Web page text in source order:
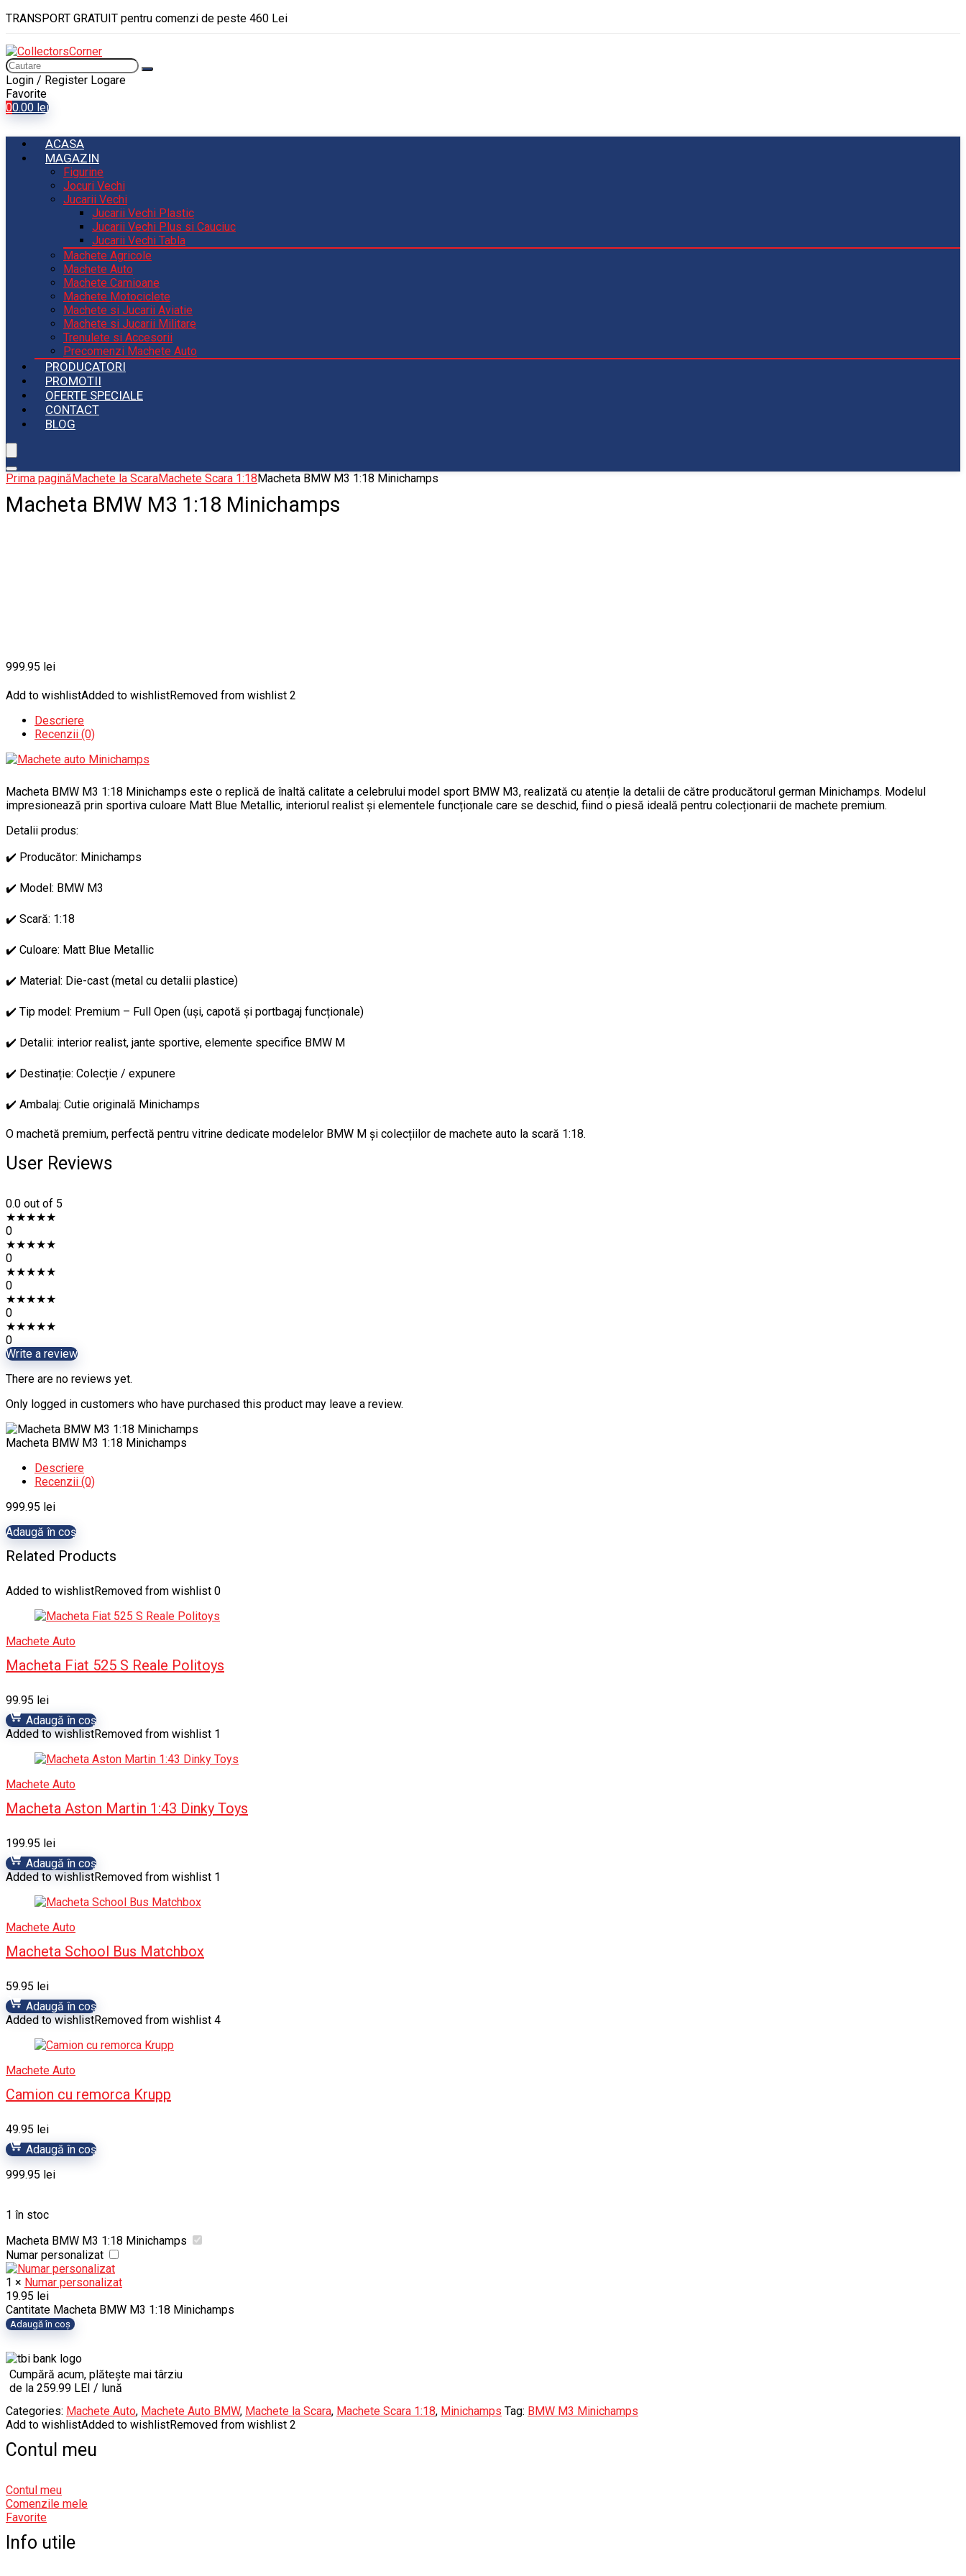
TRANSPORT GRATUIT pentru comenzi de peste 460 Lei
Login / Register Logare
Favorite
00.00 lei
ACASA
MAGAZIN
Figurine
Jocuri Vechi
Jucarii Vechi
Jucarii Vechi Plastic
Jucarii Vechi Plus si Cauciuc
Jucarii Vechi Tabla
Machete Agricole
Machete Auto
Machete Camioane
Machete Motociclete
Machete si Jucarii Aviatie
Machete si Jucarii Militare
Trenulete si Accesorii
Precomenzi Machete Auto
PRODUCATORI
PROMOTII
OFERTE SPECIALE
CONTACT
BLOG
Prima paginăMachete la ScaraMachete Scara 1:18Macheta BMW M3 1:18 Minichamps
Macheta BMW M3 1:18 Minichamps
999.95 lei
Add to wishlistAdded to wishlistRemoved from wishlist 2
Descriere
Recenzii (0)
Macheta BMW M3 1:18 Minichamps este o replică de înaltă calitate a celebrului model sport BMW M3, realizată cu atenție la detalii de către producătorul german Minichamps. Modelul
impresionează prin sportiva culoare Matt Blue Metallic, interiorul realist și elementele funcționale care se deschid, fiind o piesă ideală pentru colecționarii de machete premium.
Detalii produs:
✔️ Producător: Minichamps
✔️ Model: BMW M3
✔️ Scară: 1:18
✔️ Culoare: Matt Blue Metallic
✔️ Material: Die-cast (metal cu detalii plastice)
✔️ Tip model: Premium – Full Open (uși, capotă și portbagaj funcționale)
✔️ Detalii: interior realist, jante sportive, elemente specifice BMW M
✔️ Destinație: Colecție / expunere
✔️ Ambalaj: Cutie originală Minichamps
O machetă premium, perfectă pentru vitrine dedicate modelelor BMW M și colecțiilor de machete auto la scară 1:18.
User Reviews
0.0 out of 5
★★★★★
0
★★★★★
0
★★★★★
0
★★★★★
0
★★★★★
0
Write a review
There are no reviews yet.
Only logged in customers who have purchased this product may leave a review.
Macheta BMW M3 1:18 Minichamps
Descriere
Recenzii (0)
999.95 lei
Adaugă în coș
Related Products
Added to wishlistRemoved from wishlist 0
Machete Auto
Macheta Fiat 525 S Reale Politoys
99.95 lei
Adaugă în coș
Added to wishlistRemoved from wishlist 1
Machete Auto
Macheta Aston Martin 1:43 Dinky Toys
199.95 lei
Adaugă în coș
Added to wishlistRemoved from wishlist 1
Machete Auto
Macheta School Bus Matchbox
59.95 lei
Adaugă în coș
Added to wishlistRemoved from wishlist 4
Machete Auto
Camion cu remorca Krupp
49.95 lei
Adaugă în coș
999.95 lei
1 în stoc
Macheta BMW M3 1:18 Minichamps
Numar personalizat
1 × Numar personalizat
19.95 lei
Cantitate Macheta BMW M3 1:18 Minichamps
Adaugă în coș
Cumpără acum, plătește mai târziu
de la 259.99 LEI / lună
Categories: Machete Auto, Machete Auto BMW, Machete la Scara, Machete Scara 1:18, Minichamps Tag: BMW M3 Minichamps
Add to wishlistAdded to wishlistRemoved from wishlist 2
Contul meu
Contul meu
Comenzile mele
Favorite
Info utile